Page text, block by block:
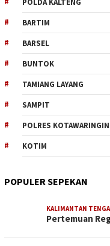
POLDA KALTENG
BARTIM
BARSEL
BUNTOK
TAMIANG LAYANG
SAMPIT
POLRES
KOTIM
POPULER SEPEKAN
KALIMANTAN
Pertemuan